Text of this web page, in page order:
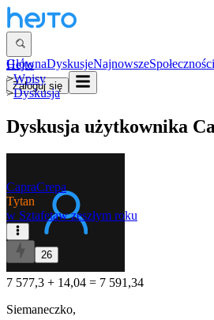
GłównaDyskusjeNajnowszeSpołeczności
Zaloguj się
Hejto
>Wpisy
>Dyskusja
Dyskusja użytkownika
CapraCrepa
Tytan
w Sztafetaw zeszłym roku
26
7 577,3 + 14,04 = 7 591,34
Siemaneczko,